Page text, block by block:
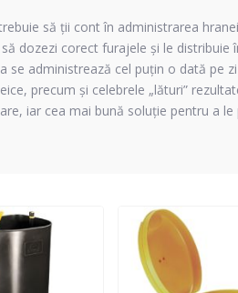
să ții cont în administrarea
dozezi corect furajele și le distribuie
se administrează cel puțin o dată pe
precum și celebrele „lături”
iar cea mai bună soluție pentru a le